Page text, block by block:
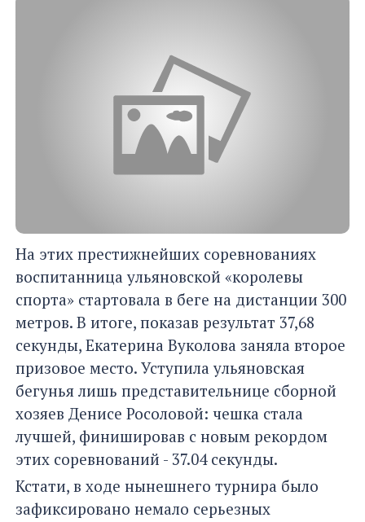
На этих престижнейших соревнованиях
воспитанница ульяновской «королевы
спорта» стартовала в беге на дистанции 300
метров. В итоге, показав результат 37,68
секунды, Екатерина Вуколова заняла второе
призовое место. Уступила ульяновская
бегунья лишь представительнице сборной
хозяев Денисе Росоловой: чешка стала
лучшей, финишировав с новым рекордом
этих соревнований - 37.04 секунды.
Кстати, в ходе нынешнего турнира было
зафиксировано немало серьезных